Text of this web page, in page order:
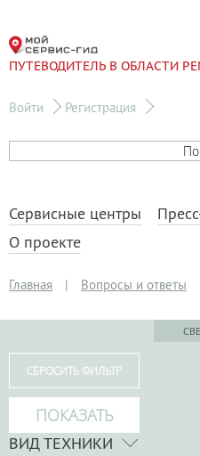
ПУТЕВОДИТЕЛЬ В ОБЛАСТИ
Войти Регистрация
Сервисные центры
О проекте
Главная | Вопросы и ответы
ВИД ТЕХНИКИ